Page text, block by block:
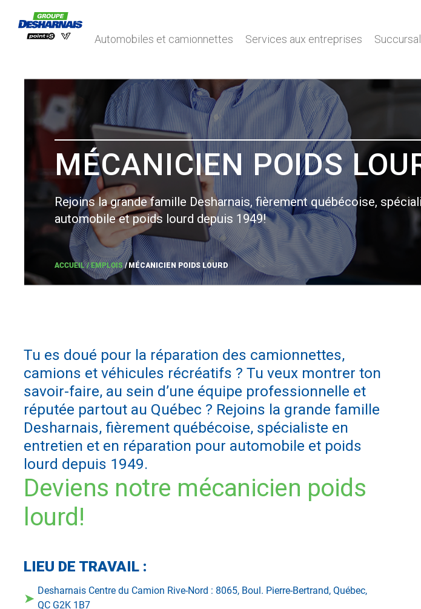
Automobiles et camionnettes Services aux entreprises
MÉCANICIEN POIDS
Rejoins la grande famille Desharnais, fièrement québécoise,
automobile et poids lourd depuis 1949!
ACCUEIL / EMPLOIS/ MÉCANICIEN POIDS LOURD
Tu es doué pour la réparation des camionnettes,
camions et véhicules récréatifs ? Tu veux montrer ton
savoir-faire, au sein d’une équipe professionnelle et
réputée partout au Québec ? Rejoins la grande famille
Desharnais, fièrement québécoise, spécialiste en
entretien et en réparation pour automobile et poids
lourd depuis 1949.
Deviens notre mécanicien poids
lourd!
LIEU DE TRAVAIL :
➤ Desharnais Centre du Camion Rive-Nord : 8065, Boul. Pierre-Bertrand, Québec,
QC G2K 1B7